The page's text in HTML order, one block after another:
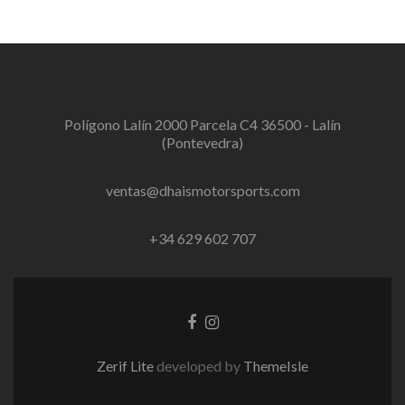
Polígono Lalín 2000 Parcela C4 36500 - Lalín
(Pontevedra)
ventas@dhaismotorsports.com
+34 629 602 707
EnlaceInstagram
Zerif Lite developed by ThemeIsle